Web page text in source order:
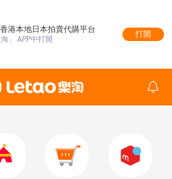
港本地日本拍賣代購平台
」 APP中打開
打開